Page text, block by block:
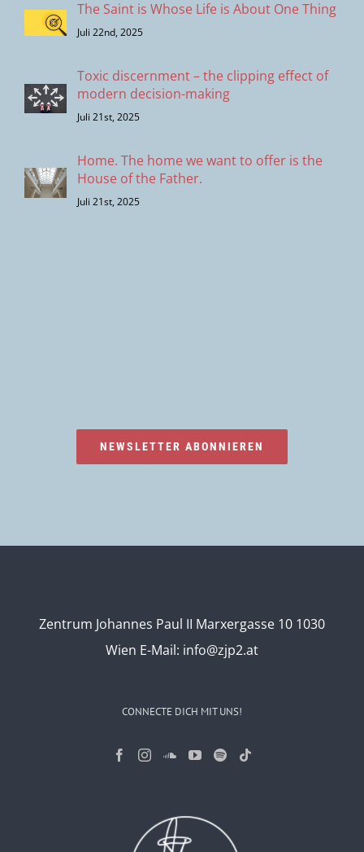
The Saint is Whose Life is About One Thing
Juli 22nd, 2025
Toxic discernment – the clipping effect of
modern decision-making
Juli 21st, 2025
Home. The home we want to offer is the
House of the Father.
Juli 21st, 2025
NEWSLETTER ABONNIEREN
Zentrum Johannes Paul II Marxergasse 10 1030
Wien E-Mail: info@zjp2.at
CONNECTE DICH MIT UNS!